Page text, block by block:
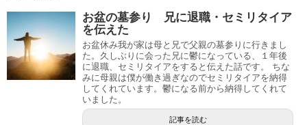
お盆の墓参り 兄に退職・セミリタイア
を伝えた
お盆休み我が家は母と兄で父親の墓参りに行きまし
た。久しぶりに会った兄に鬱になっている、１年後
に退職、セミリタイアをすると伝えた話です。 ちな
みに母親は僕が働き過ぎなのでセミリタイアを納得
してくれています。鬱になる前から納得してくれて
いました。
記事を読む